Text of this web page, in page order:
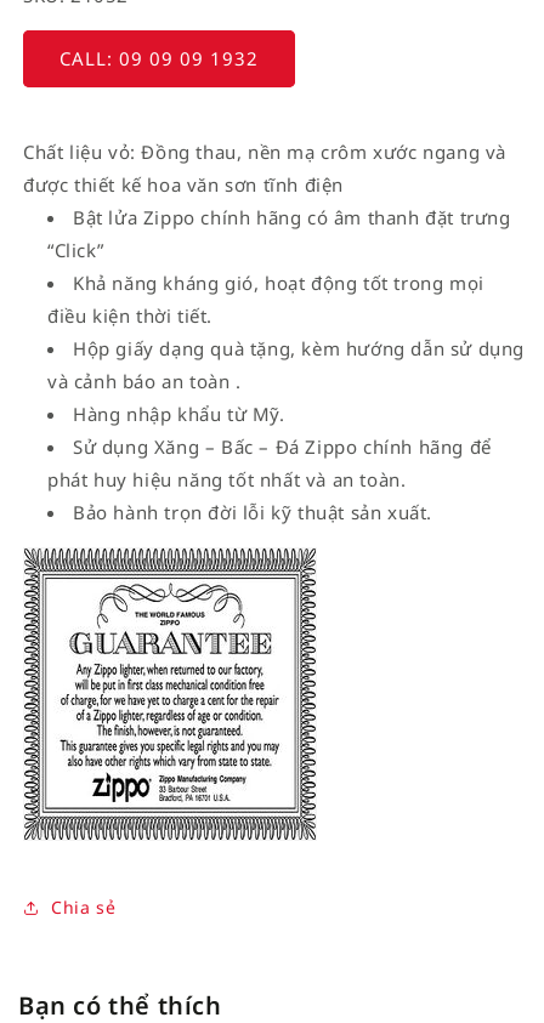
CALL: 09 09 09 1932
Chất liệu vỏ: Đồng thau, nền mạ crôm xước ngang và
được thiết kế hoa văn sơn tĩnh điện
Bật lửa Zippo chính hãng có âm thanh đặt trưng
“Click”
Khả năng kháng gió, hoạt động tốt trong mọi
điều kiện thời tiết.
Hộp giấy dạng quà tặng, kèm hướng dẫn sử dụng
và cảnh báo an toàn .
Hàng nhập khẩu từ Mỹ.
Sử dụng Xăng – Bấc – Đá Zippo chính hãng để
phát huy hiệu năng tốt nhất và an toàn.
Bảo hành trọn đời lỗi kỹ thuật sản xuất.
Chia sẻ
Bạn có thể thích